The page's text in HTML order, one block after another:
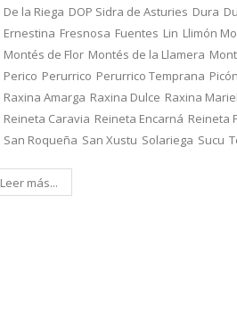
De la Riega DOP Sidra de Asturies Dura
Ernestina Fresnosa Fuentes Lin Llimón
Montés de Flor Montés de la Llamera
Perico Perurrico Perurrico Temprana Picón
Raxina Amarga Raxina Dulce Raxina
Reineta Caravia Reineta Encarná Reineta
San Roqueña San Xustu Solariega Sucu
Leer más...